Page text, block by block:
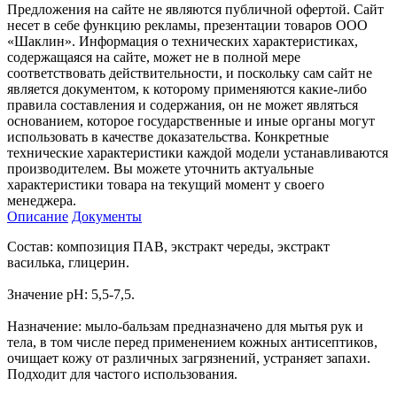
Предложения на сайте не являются публичной офертой. Сайт
несет в себе функцию рекламы, презентации товаров ООО
«Шаклин». Информация о технических характеристиках,
содержащаяся на сайте, может не в полной мере
соответствовать действительности, и поскольку сам сайт не
является документом, к которому применяются какие-либо
правила составления и содержания, он не может являться
основанием, которое государственные и иные органы могут
использовать в качестве доказательства. Конкретные
технические характеристики каждой модели устанавливаются
производителем. Вы можете уточнить актуальные
характеристики товара на текущий момент у своего
менеджера.
Описание Документы
Состав: композиция ПАВ, экстракт череды, экстракт
василька, глицерин.
Значение рН: 5,5-7,5.
Назначение: мыло-бальзам предназначено для мытья рук и
тела, в том числе перед применением кожных антисептиков,
очищает кожу от различных загрязнений, устраняет запахи.
Подходит для частого использования.